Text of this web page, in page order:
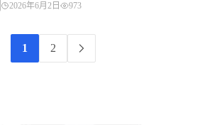
2026年6月2日 973
1 2